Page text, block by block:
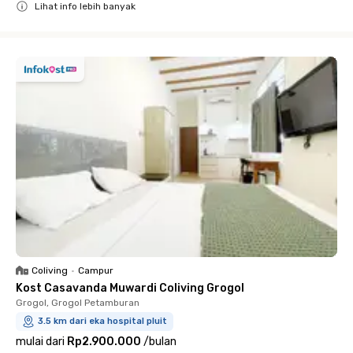
Lihat info lebih banyak
Coliving • Campur
Kost Casavanda Muwardi Coliving Grogol
Grogol, Grogol Petamburan
3.5 km dari eka hospital pluit
mulai dari Rp2.900.000 /bulan